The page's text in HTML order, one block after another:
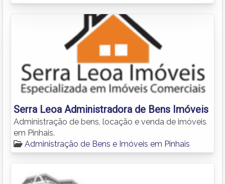
Serra Leoa Administradora de Bens Imóveis
Administração de bens, locação e venda de imóveis
em Pinhais.
Administração de Bens e Imóveis em Pinhais